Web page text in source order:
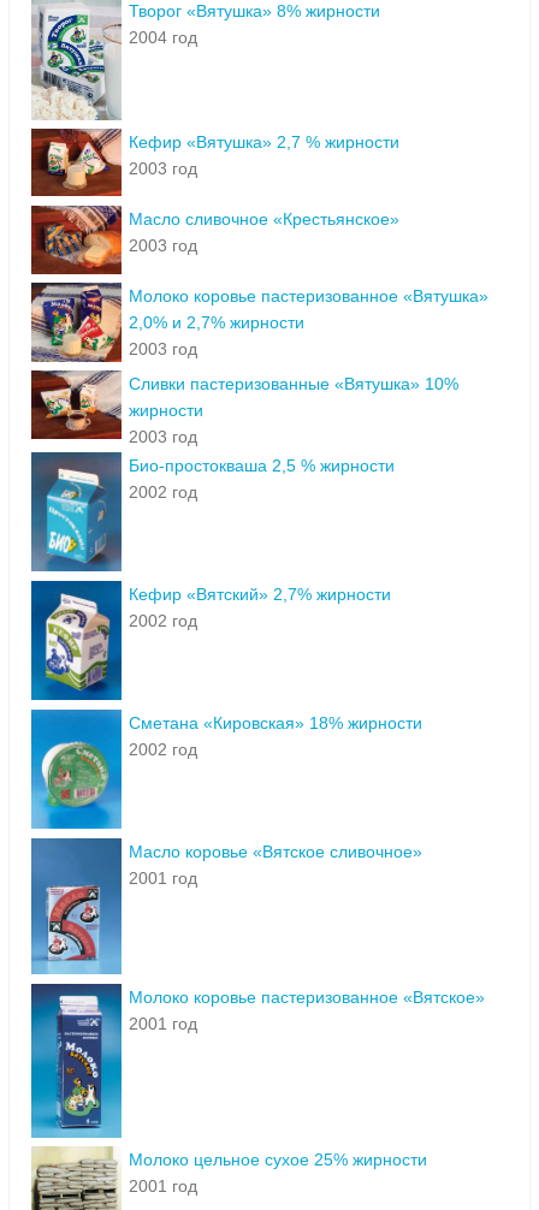
Творог «Вятушка» 8% жирности
2004 год
Кефир «Вятушка» 2,7 % жирности
2003 год
Масло сливочное «Крестьянское»
2003 год
Молоко коровье пастеризованное «Вятушка»
2,0% и 2,7% жирности
2003 год
Сливки пастеризованные «Вятушка» 10%
жирности
2003 год
Био-простокваша 2,5 % жирности
2002 год
Кефир «Вятский» 2,7% жирности
2002 год
Сметана «Кировская» 18% жирности
2002 год
Масло коровье «Вятское сливочное»
2001 год
Молоко коровье пастеризованное «Вятское»
2001 год
Молоко цельное сухое 25% жирности
2001 год